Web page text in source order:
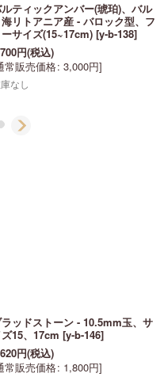
ティックアンバー(琥珀)、バル
海リトアニア産 - バロック型、フ
ーサイズ(15~17cm) [y-b-138]
円(税込)
常販売価格: 3,000円]
なし
ッドストーン - 10.5mm玉、サ
15、17cm [y-b-146]
円(税込)
常販売価格: 1,800円]